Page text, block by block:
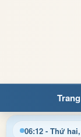
06:12 - Thứ
hành, thủ tục